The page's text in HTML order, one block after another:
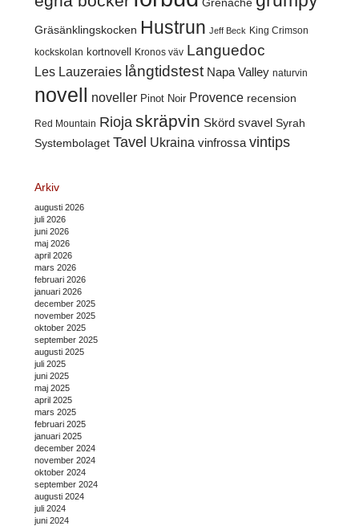
Grenache
Gräsänklingskocken Hustrun Jeff Beck King Crimson
kockskolan kortnovell Kronos väv Languedoc
Les Lauzeraies långtidstest Napa Valley naturvin
novell noveller Pinot Noir Provence recension
Red Mountain Rioja skräpvin Skörd svavel Syrah
Systembolaget Tavel Ukraina vinfrossa vintips
Arkiv
augusti 2026
juli 2026
juni 2026
maj 2026
april 2026
mars 2026
februari 2026
januari 2026
december 2025
november 2025
oktober 2025
september 2025
augusti 2025
juli 2025
juni 2025
maj 2025
april 2025
mars 2025
februari 2025
januari 2025
december 2024
november 2024
oktober 2024
september 2024
augusti 2024
juli 2024
juni 2024